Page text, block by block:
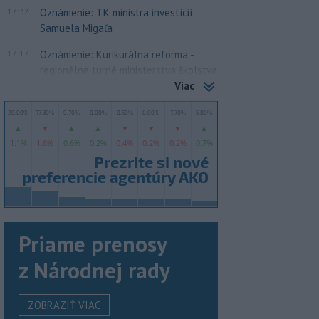
17:32
Oznámenie: TK ministra investícií
Samuela Migaľa
Oznámenie: Kurikurálna reforma -
regionálne turné ministerstva školstva
Viac
Priame prenosy
z Národnej rady
ZOBRAZIŤ VIAC